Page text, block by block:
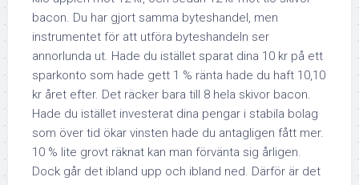
bacon. Du har gjort samma byteshandel, men
instrumentet för att utföra byteshandeln ser
annorlunda ut. Hade du istället sparat dina 10 kr på ett
sparkonto som hade gett 1 % ränta hade du haft 10,10
kr året efter. Det räcker bara till 8 hela skivor bacon.
Hade du istället investerat dina pengar i stabila bolag
som över tid ökar vinsten hade du antagligen fått mer.
10 % lite grovt räknat kan man förvänta sig årligen.
Dock går det ibland upp och ibland ned. Därför är det